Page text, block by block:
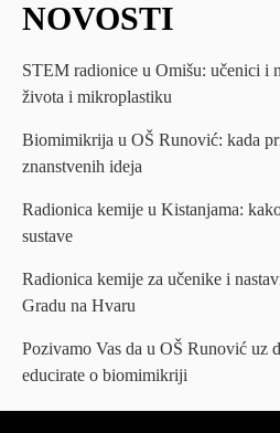
NOVOSTI
STEM radionice u Omišu: učenici i
života i mikroplastiku
Biomimikrija u OŠ Runović: kada
znanstvenih ideja
Radionica kemije u Kistanjama:
sustave
Radionica kemije za učenike i
Gradu na Hvaru
Pozivamo Vas da u OŠ Runović uz
educirate o biomimikriji